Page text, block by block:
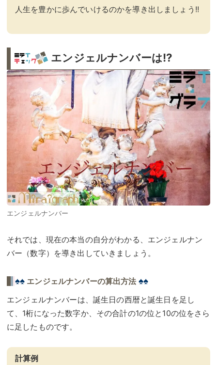
人生を豊かに歩んでいけるのかを導き出しましょう!!
エンジェルナンバーは!?
エンジェルナンバー
それでは、現在の本当の自分がわかる、エンジェルナン
バー（数字）を導き出していきましょう。
♠♠ エンジェルナンバーの算出方法 ♠♠
エンジェルナンバーは、誕生日の西暦と誕生日を足し
て、1桁になった数字か、その合計の1の位と10の位をさら
に足したものです。
計算例